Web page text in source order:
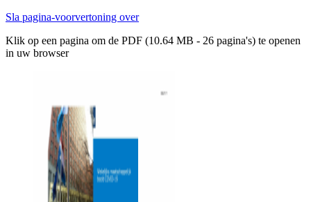
Sla pagina-voorvertoning over
Klik op een pagina om de PDF (10.64 MB - 26 pagina's) te openen
in uw browser